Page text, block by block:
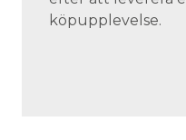
köpupplevelse.